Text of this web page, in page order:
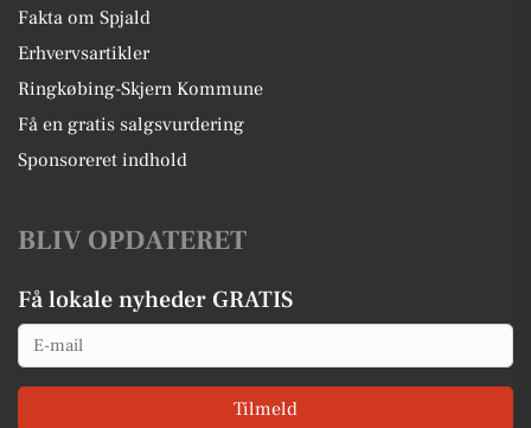
Fakta om Spjald
Erhvervsartikler
Ringkøbing-Skjern Kommune
Få en gratis salgsvurdering
Sponsoreret indhold
BLIV OPDATERET
Få lokale nyheder GRATIS
Email
Tilmeld